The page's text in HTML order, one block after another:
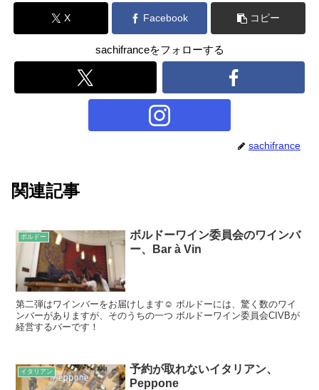
X Facebook コピー
sachifranceをフォローする
sachifrance
関連記事
ボルドー
ボルドーワイン委員会のワインバ
ー、Bar à Vin
第二弾はワインバーをお届けします☺ ボルドーには、驚く数のワイ
ンバーがありますが、そのうちの一つ ボルドーワイン委員会CIVBが
経営するバーです！
イタリアン
予約が取れないイタリアン、
Peppone